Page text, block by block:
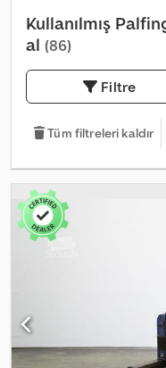
Kullanılmış
al (86)
Filtre
Tüm filtreleri kaldır